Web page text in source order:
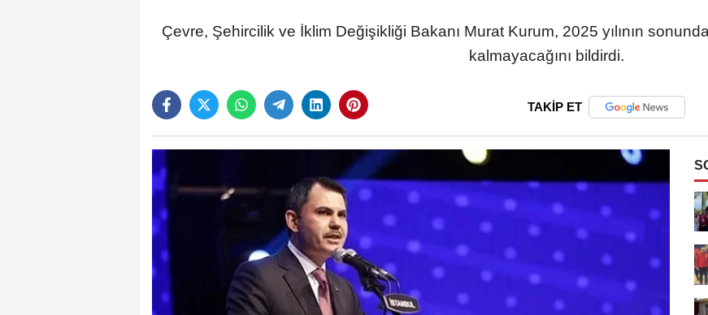
Çevre, Şehircilik ve İklim Değişikliği Bakanı Murat Kurum, 2025 yılının
kalmayacağını bildirdi.
TAKİP ET